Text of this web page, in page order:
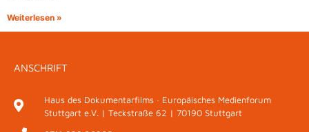
Weiterlesen »
ANSCHRIFT
Haus des Dokumentarfilms · Europäisches Medienforum
Stuttgart e.V. | Teckstraße 62 | 70190 Stuttgart